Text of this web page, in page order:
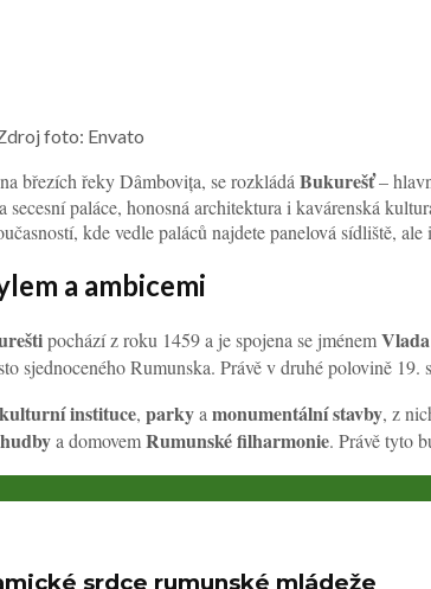
foto: Envato
březích řeky Dâmbovița, se rozkládá Bukurešť–
secesní paláce, honosná architektura i kavárenská
kde vedle paláců najdete panelová sídliště,
a ambicemi
pochází z roku 1459 a je spojena se jménem
sjednoceného Rumunska. Právě v druhé polovině 19.
kulturní instituce, parkya monumentální stavby, z
a domovemRumunské filharmonie. Právě tyto
srdce rumunské mládeže